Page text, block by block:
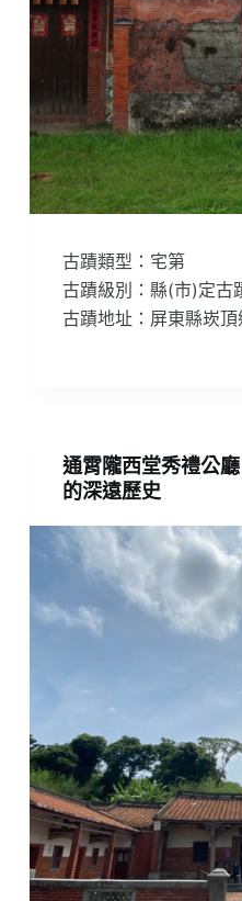
古蹟類型：宅第
古蹟級別：縣(市)定古
古蹟地址：屏東縣崁
通霄隴西堂秀禮公
的深遠歷史